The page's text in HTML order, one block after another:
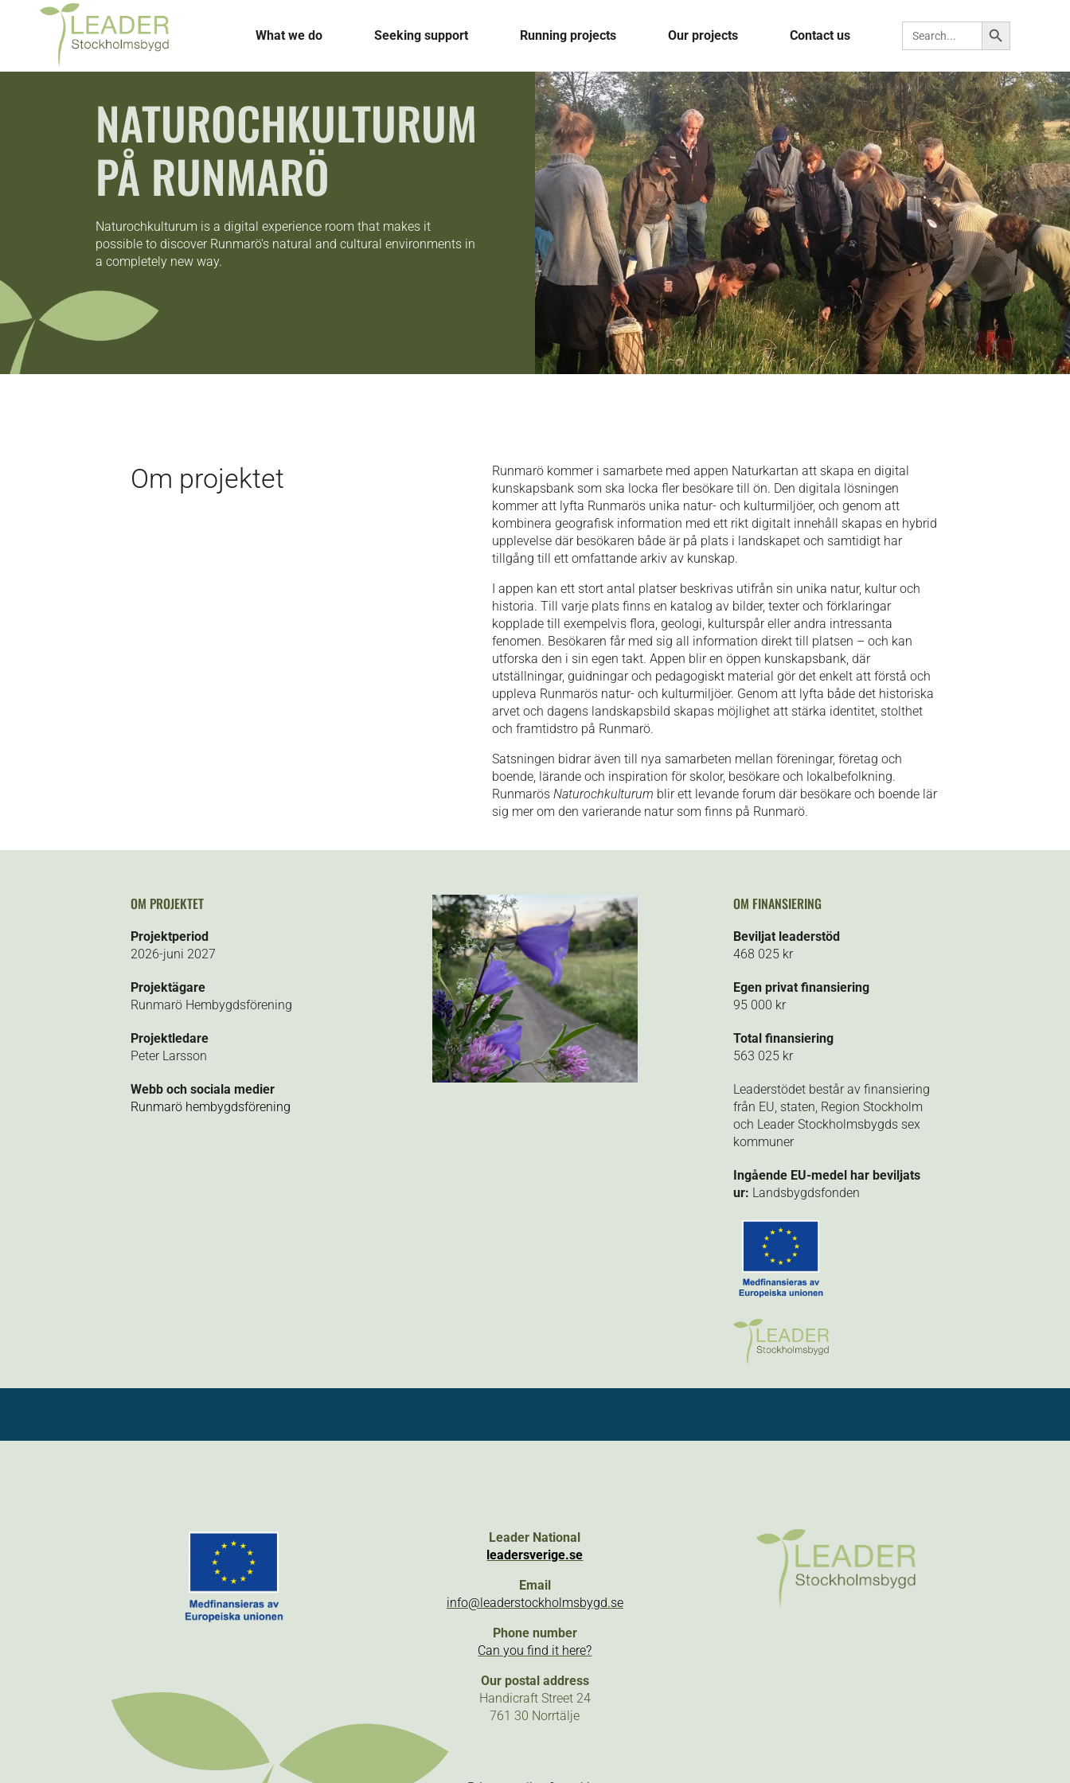
What we do Seeking support Running projects Our projects Contact us Search for: Search Button
NATUROCHKULTURUM
PÅ RUNMARÖ
Naturochkulturum is a digital experience room that makes it
possible to discover Runmarö's natural and cultural environments in
a completely new way.
Om projektet
Runmarö kommer i samarbete med appen Naturkartan att skapa en digital
kunskapsbank som ska locka fler besökare till ön. Den digitala lösningen
kommer att lyfta Runmarös unika natur- och kulturmiljöer, och genom att
kombinera geografisk information med ett rikt digitalt innehåll skapas en hybrid
upplevelse där besökaren både är på plats i landskapet och samtidigt har
tillgång till ett omfattande arkiv av kunskap.
I appen kan ett stort antal platser beskrivas utifrån sin unika natur, kultur och
historia. Till varje plats finns en katalog av bilder, texter och förklaringar
kopplade till exempelvis flora, geologi, kulturspår eller andra intressanta
fenomen. Besökaren får med sig all information direkt till platsen – och kan
utforska den i sin egen takt. Appen blir en öppen kunskapsbank, där
utställningar, guidningar och pedagogiskt material gör det enkelt att förstå och
uppleva Runmarös natur- och kulturmiljöer. Genom att lyfta både det historiska
arvet och dagens landskapsbild skapas möjlighet att stärka identitet, stolthet
och framtidstro på Runmarö.
Satsningen bidrar även till nya samarbeten mellan föreningar, företag och
boende, lärande och inspiration för skolor, besökare och lokalbefolkning.
RunmarösNaturochkulturum blir ett levande forum där besökare och boende lär
sig mer om den varierande natur som finns på Runmarö.
OM PROJEKTET
Projektperiod
2026-juni 2027
Projektägare
Runmarö Hembygdsförening
Projektledare
Peter Larsson
Webb och sociala medier
Runmarö hembygdsförening
OM FINANSIERING
Beviljat leaderstöd
468 025 kr
Egen privat finansiering
95 000 kr
Total finansiering
563 025 kr
Leaderstödet består av finansiering
från EU, staten, Region Stockholm
och Leader Stockholmsbygds sex
kommuner
Ingående EU-medel har beviljats
ur: Landsbygdsfonden
Leader National
leadersverige.se
Email
info@leaderstockholmsbygd.se
Phone number
Can you find it here?
Our postal address
Handicraft Street 24
761 30 Norrtälje